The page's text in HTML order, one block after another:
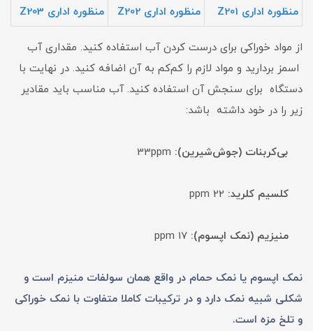
منظوره اداری Z201
منظوره اداری Z202
منظوره اداری Z203
از مواد خوراکی برای درست کردن آب استفاده کنید. مقداری آب
اسمز بردارید و مواد لازم را کم‌کم به آن اضافه کنید. در نهایت با
دستگاه برای سنجش آن استفاده کنید. آب مناسب باید مقادیر
زیر را در خود داشته باشد:
بی‌کربنات (جوش‌شیرین):
کلسیم کلرید:
منیزیم (نمک اپسوم):
نمک اپسوم یا نمک حمام در واقع همان سولفات منیزم است و
شکلی شبیه نمک دارد و در ترکیبات کاملا متفاوت با نمک خوراکی
و تلخ مزه است.